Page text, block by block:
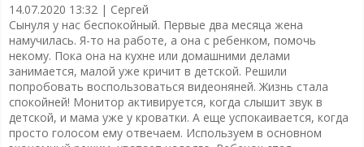
14.07.2020 13:32 | Сергей
Сынуля у нас беспокойный. Первые два месяца жена
намучилась. Я-то на работе, а она с ребенком, помочь
некому. Пока она на кухне или домашними делами
занимается, малой уже кричит в детской. Решили
попробовать воспользоваться видеоняней. Жизнь стала
спокойней! Монитор активируется, когда слышит звук в
детской, и мама уже у кроватки. А еще успокаивается, когда
просто голосом ему отвечаем. Используем в основном